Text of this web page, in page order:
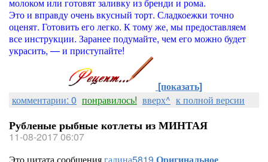
Это и вправду очень вкусный торт. Сладкоежки точно
оценят. Готовить его легко. К тому же, мы предоставляем
все инструкции. Заранее подумайте, чем его можно будет
украсить, — и приступайте!
[показать]
комментарии: 0 понравилось! вверх^ к полной версии
Рубленые рыбные котлеты из МИНТАЯ
11-08-2017 06:07